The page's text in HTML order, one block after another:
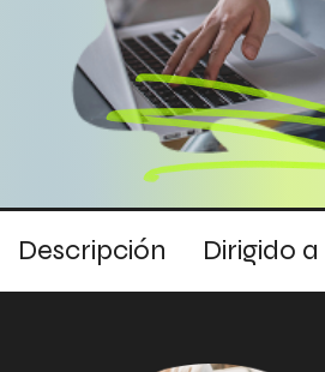
Descripción Dirigido a